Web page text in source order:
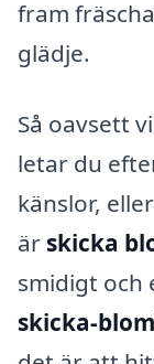
fram
glädje.
Så oavsett
letar du
känslor,
är skicka
smidigt och
skicka-